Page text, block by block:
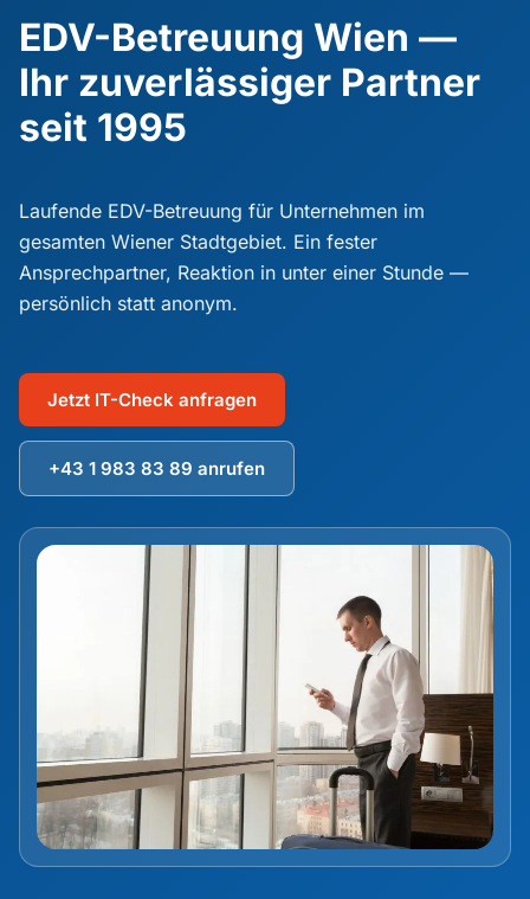
IT-Outsourcing
IT-Wartung & Fernwartung
Kostenloser IT-Check
Firewall & Virenschutz
Backup & Recovery
NIS2 für KMU
IT-Flatrate für Unternehmen
Microsoft 365
Monitoring & 24/7
Server & Infrastruktur
IT für Steuerberater
IT für KMU
IT-Systemhaus
SC24 – Ihr IT-Partner
Case Studies & Kunden
Partner & Zertifikate
Kontakt & Anfahrt
EDV-Betreuung Wien —
Ihr zuverlässiger Partner
seit 1995
Laufende EDV-Betreuung für Unternehmen im
gesamten Wiener Stadtgebiet. Ein fester
Ansprechpartner, Reaktion in unter einer Stunde —
persönlich statt anonym.
Jetzt IT-Check anfragen
+43 1 983 83 89 anrufen